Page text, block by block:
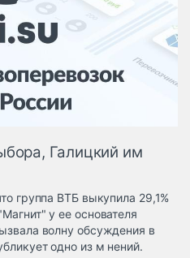
грузы
и
грузы
и
и ВЭД
Галицкий им
группа ВТБ выкупила 29,1%
у ее основателя
волну обсуждения в
одно из м нений.